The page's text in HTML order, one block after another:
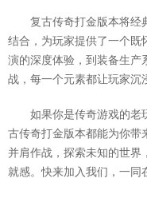
复古传奇打金版本将经
结合，为玩家提供了一个既
演的深度体验，到装备生产
战，每一个元素都让玩家沉
如果你是传奇游戏的老
古传奇打金版本都能为你带
并肩作战，探索未知的世界
就感。快来加入我们，一同